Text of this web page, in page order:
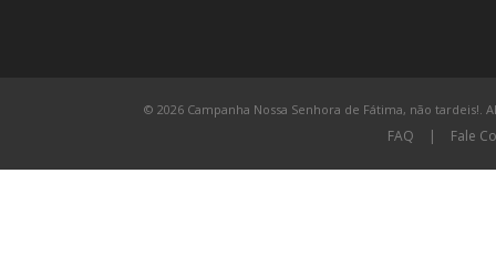
© 2026 Campanha Nossa Senhora de Fátima, não tardeis!.
FAQ | Fale